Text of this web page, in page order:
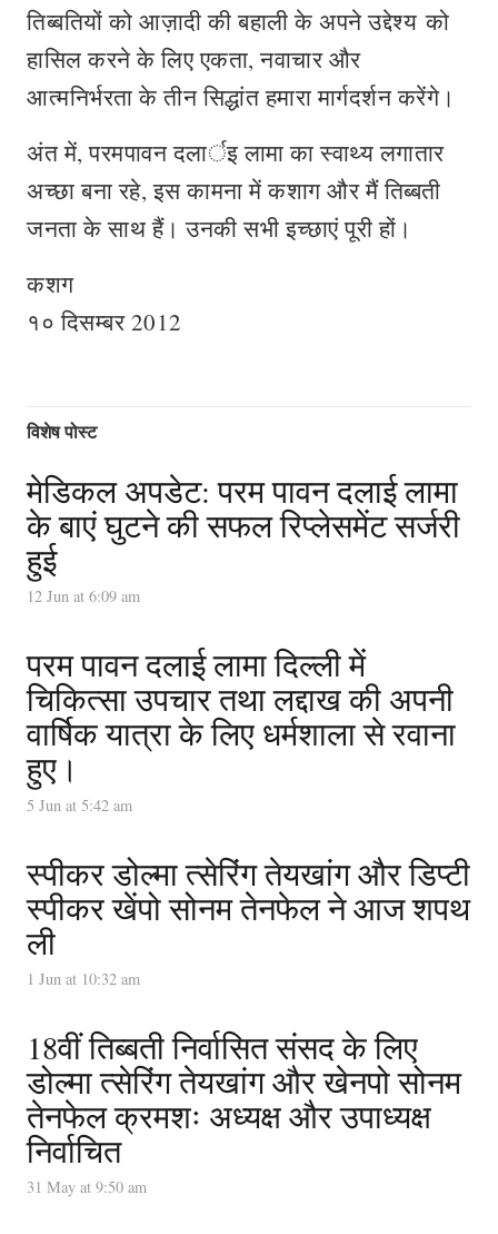
तिब्बतियों को आज़ादी की बहाली के अपने उद्देश्य को
हासिल करने के लिए एकता, नवाचार और
आत्मनिर्भरता के तीन सिद्धांत हमारा मार्गदर्शन करेंगे।
अंत में, परमपावन दलार्इ लामा का स्वाथ्य लगातार
अच्छा बना रहे, इस कामना में कशाग और मैं तिब्बती
जनता के साथ हैं। उनकी सभी इच्छाएं पूरी हों।
कशग
१० दिसम्बर 2012
विशेष पोस्ट
मेडिकल अपडेट: परम पावन दलाई लामा
के बाएं घुटने की सफल रिप्लेसमेंट सर्जरी
हुई
12 Jun at 6:09 am
परम पावन दलाई लामा दिल्ली में
चिकित्सा उपचार तथा लद्दाख की अपनी
वार्षिक यात्रा के लिए धर्मशाला से रवाना
हुए।
5 Jun at 5:42 am
स्पीकर डोल्मा त्सेरिंग तेयखांग और डिप्टी
स्पीकर खेंपो सोनम तेनफेल ने आज शपथ
ली
1 Jun at 10:32 am
18वीं तिब्बती निर्वासित संसद के लिए
डोल्मा त्सेरिंग तेयखांग और खेनपो सोनम
तेनफेल क्रमशः अध्यक्ष और उपाध्यक्ष
निर्वाचित
31 May at 9:50 am